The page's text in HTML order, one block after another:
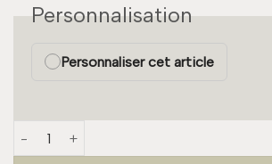
Personnalisation
Personnaliser cet article